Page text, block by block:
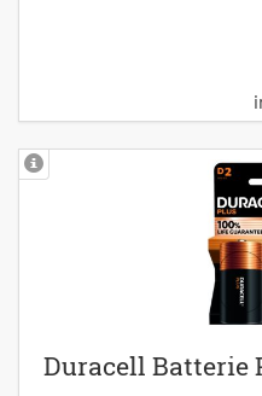
Duracell Batterie